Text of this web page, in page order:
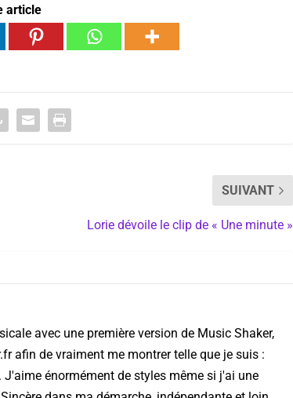
article
SUIVANT
Lorie dévoile le clip de « Une minute »
avec une première version de Music Shaker,
afin de vraiment me montrer telle que je suis :
énormément de styles même si j'ai une